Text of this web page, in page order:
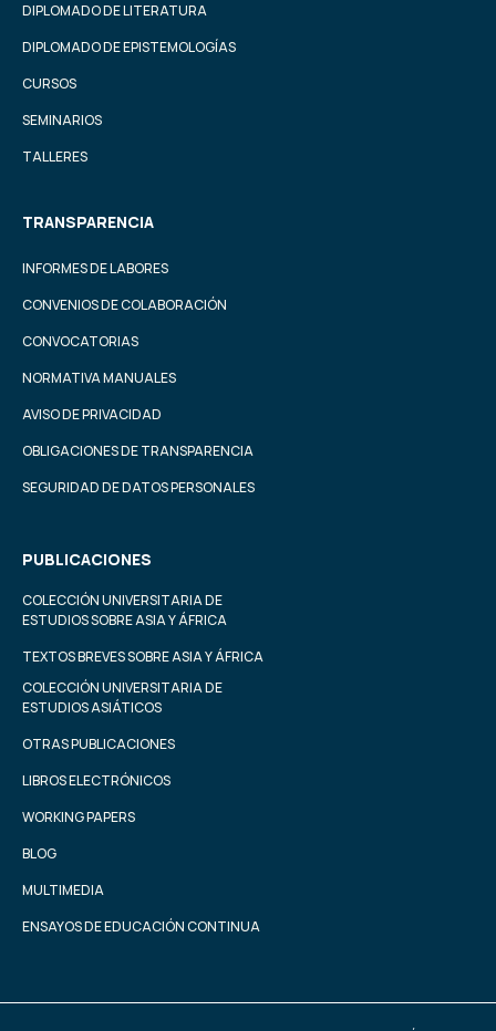
DIPLOMADO DE LITERATURA
DIPLOMADO DE EPISTEMOLOGÍAS
CURSOS
SEMINARIOS
TALLERES
TRANSPARENCIA
INFORMES DE LABORES
CONVENIOS DE COLABORACIÓN
CONVOCATORIAS
NORMATIVA MANUALES
AVISO DE PRIVACIDAD
OBLIGACIONES DE TRANSPARENCIA
SEGURIDAD DE DATOS PERSONALES
PUBLICACIONES
COLECCIÓN UNIVERSITARIA DE
ESTUDIOS SOBRE ASIA Y ÁFRICA
TEXTOS BREVES SOBRE ASIA Y ÁFRICA
COLECCIÓN UNIVERSITARIA DE
ESTUDIOS ASIÁTICOS
OTRAS PUBLICACIONES
LIBROS ELECTRÓNICOS
WORKING PAPERS
BLOG
MULTIMEDIA
ENSAYOS DE EDUCACIÓN CONTINUA